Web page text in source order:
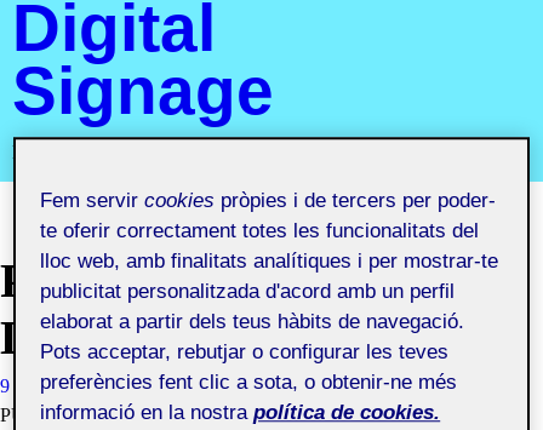
Digital
Signage
Projecte III. Senyalística i Digital Signage
PAC 1 – DESCOBRIR
LA SENYALÍSTICA
9 MARÇ, 2021 GERARD CARRERAS CATALA VISIBILITAT:
PÚBLIC
Fem servircookies pròpies i de tercers per poder-
te oferir correctament totes les funcionalitats del
lloc web, amb finalitats analítiques i per mostrar-te
publicitat personalitzada d'acord amb un perfil
elaborat a partir dels teus hàbits de navegació.
Pots acceptar, rebutjar o configurar les teves
preferències fent clic a sota, o obtenir-ne més
informació en la nostra política de cookies.